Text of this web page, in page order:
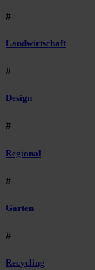
#
Landwirtschaft
#
Design
#
Regional
#
Garten
#
Recycling